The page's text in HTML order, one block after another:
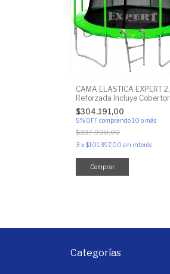
CAMA ELASTICA EXPERT
Reforzada Incluye
Red Perimetral
$304.191,00
5% OFFcomprando 10 o más
$337.990,00
3 x$101.397,00 sin interés
Comprar
Categorías